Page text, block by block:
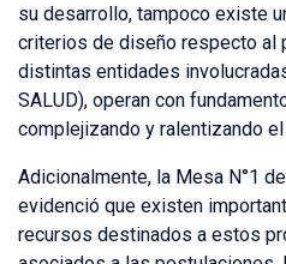
su desarrollo, tampoco existe
criterios de diseño respecto al
distintas entidades
SALUD), operan con
complejizando y ralentizando
Adicionalmente, la Mesa N°1
evidenció que existen
recursos destinados a estos